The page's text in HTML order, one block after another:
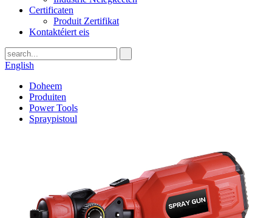
Certificaten
Produit Zertifikat
Kontaktéiert eis
English
Doheem
Produiten
Power Tools
Spraypistoul